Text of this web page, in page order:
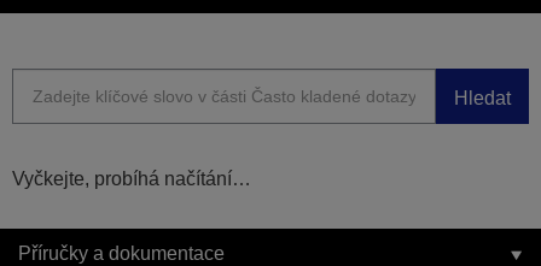
Hledat
Vyčkejte, probíhá načítání…
Příručky a dokumentace